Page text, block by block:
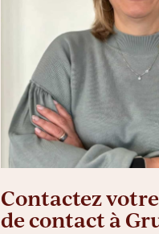
Contactez
de contact à